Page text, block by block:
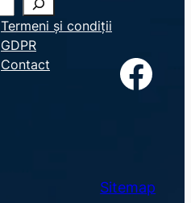
Termeni și condiții
GDPR
Contact
Facebook
Sitemap